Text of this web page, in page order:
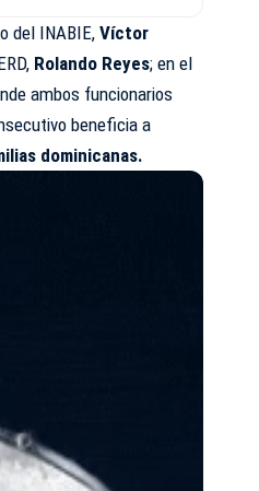
del INABIE,Víctor
Rolando Reyes; en el
ambos funcionarios
beneficia a
dominicanas.